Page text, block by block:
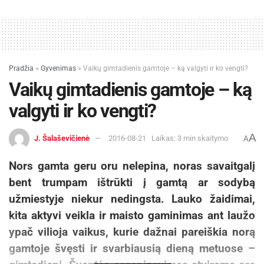
departamento vadovė Agnė Gaižauskienė.
Riešutai ir jų mišiniai, kurie nėra skrudinti, sūdyti
ar su prieskoniais, dažniausiai sveikatai
palankūs.
„Renkantis riešutus, būtina atkreipti dėmesį į
kokybę, kuri be galo svarbi, ir atsirinkti
kokybiškiausius riešutus ir jų mišinius. Tai
padaryti galite įvertinę išvaizdą, jei pakuotė
permatoma, bet geriausia ragaudami. Jei
nusipirktuose riešutuose pajautėte kartumo skonį
– nevalgykite, tai galimai toksinių medžiagų –
Pradžia » Gyvenimas » Vaikų gimtadienis gamtoje – ką valgyti ir ko vengti?
Vaikų gimtadienis gamtoje – ką
valgyti ir ko vengti?
J. Šalaševičienė 2016-08-21 Laikas: 3 min skaitymo AA
Nors gamta geru oru nelepina, noras savaitgalį
bent trumpam ištrūkti į gamtą ar sodybą
užmiestyje niekur nedingsta. Lauko žaidimai,
kita aktyvi veikla ir maisto gaminimas ant laužo
ypač vilioja vaikus, kurie dažnai pareiškia norą
gamtoje švęsti ir svarbiausią dieną metuose –